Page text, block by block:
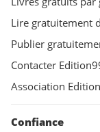
Lire gratuitement
Publier
Contacter
Association
Confiance